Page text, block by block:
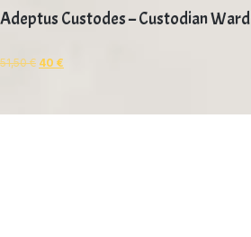
Adeptus Custodes – Custodian
51,50€ 40 €